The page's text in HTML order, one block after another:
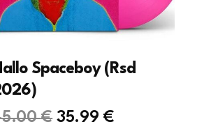
Spaceboy (Rsd
€ Il
35.99 €